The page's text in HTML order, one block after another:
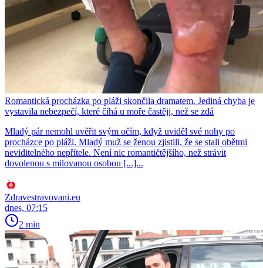
Romantická procházka po pláži skončila dramatem. Jediná chyba je
vystavila nebezpečí, které číhá u moře častěji, než se zdá
Mladý pár nemohl uvěřit svým očím, když uviděl své nohy po
procházce po pláži. Mladý muž se ženou zjistili, že se stali obětmi
neviditelného nepřítele. Není nic romantičtějšího, než strávit
dovolenou s milovanou osobou [...]...
Zdravestravovani.eu
dnes, 07:15
2 min